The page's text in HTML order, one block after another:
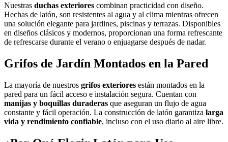
Nuestras duchas exteriores combinan practicidad con diseño.
Hechas de latón, son resistentes al agua y al clima mientras ofrecen
una solución elegante para jardines, piscinas y terrazas. Disponibles
en diseños clásicos y modernos, proporcionan una forma refrescante
de refrescarse durante el verano o enjuagarse después de nadar.
Grifos de Jardín Montados en la Pared
La mayoría de nuestros grifos exteriores están montados en la
pared para un fácil acceso e instalación segura. Cuentan con
manijas y boquillas duraderas que aseguran un flujo de agua
constante y fácil operación. La construcción de latón garantiza larga
vida y rendimiento confiable, incluso con el uso diario al aire libre.